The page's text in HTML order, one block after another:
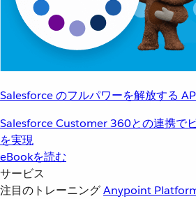
Salesforce のフルパワーを解放する
Salesforce Customer 360との連携で
を実現
eBookを読む
サービス
注目のトレーニングAnypoint